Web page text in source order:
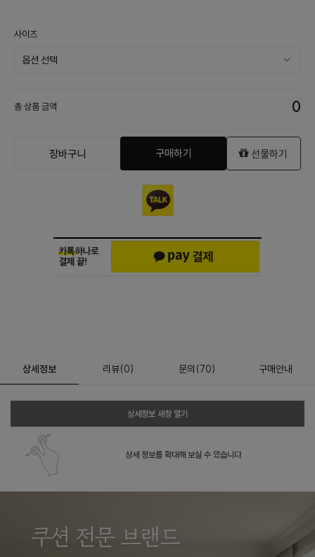
사이즈
총 상품 금액 0
장바구니 구매하기 선물하기
상세정보 리뷰(0) 문의 (70) 구매안내
상세정보 새창 열기
상세 정보를 확대해 보실 수 있습니다.